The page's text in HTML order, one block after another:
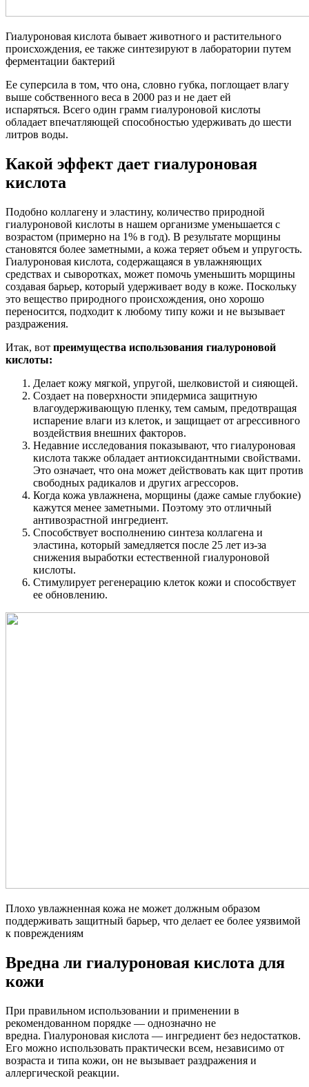
Гиалуроновая кислота бывает животного и растительного
происхождения, ее также синтезируют в лаборатории путем
ферментации бактерий
Ее суперсила в том, что она, словно губка, поглощает влагу
выше собственного веса в 2000 раз и не дает ей
испаряться. Всего один грамм гиалуроновой кислоты
обладает впечатляющей способностью удерживать до шести
литров воды.
Какой эффект дает гиалуроновая
кислота
Подобно коллагену и эластину, количество природной
гиалуроновой кислоты в нашем организме уменьшается с
возрастом (примерно на 1% в год). В результате морщины
становятся более заметными, а кожа теряет объем и упругость.
Гиалуроновая кислота, содержащаяся в увлажняющих
средствах и сыворотках, может помочь уменьшить морщины
создавая барьер, который удерживает воду в коже. Поскольку
это вещество природного происхождения, оно хорошо
переносится, подходит к любому типу кожи и не вызывает
раздражения.
Итак, вот преимущества использования гиалуроновой
кислоты:
Делает кожу мягкой, упругой, шелковистой и сияющей.
Создает на поверхности эпидермиса защитную
влагоудерживающую пленку, тем самым, предотвращая
испарение влаги из клеток, и защищает от агрессивного
воздействия внешних факторов.
Недавние исследования показывают, что гиалуроновая
кислота также обладает антиоксидантными свойствами.
Это означает, что она может действовать как щит против
свободных радикалов и других агрессоров.
Когда кожа увлажнена, морщины (даже самые глубокие)
кажутся менее заметными. Поэтому это отличный
антивозрастной ингредиент.
Способствует восполнению синтеза коллагена и
эластина, который замедляется после 25 лет из-за
снижения выработки естественной гиалуроновой
кислоты.
Стимулирует регенерацию клеток кожи и способствует
ее обновлению.
Плохо увлажненная кожа не может должным образом
поддерживать защитный барьер, что делает ее более уязвимой
к повреждениям
Вредна ли гиалуроновая кислота для
кожи
При правильном использовании и применении в
рекомендованном порядке — однозначно не
вредна. Гиалуроновая кислота — ингредиент без недостатков.
Его можно использовать практически всем, независимо от
возраста и типа кожи, он не вызывает раздражения и
аллергической реакции.